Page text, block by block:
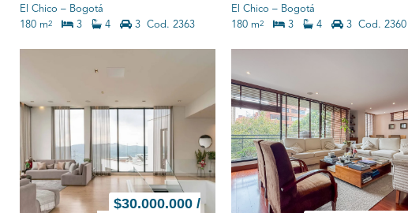
El Chico – Bogotá
180 m2 3 4 3 Cod. 2363
El Chico – Bogotá
180 m2 3 4 3Cod. 2360
$30.000.000 /